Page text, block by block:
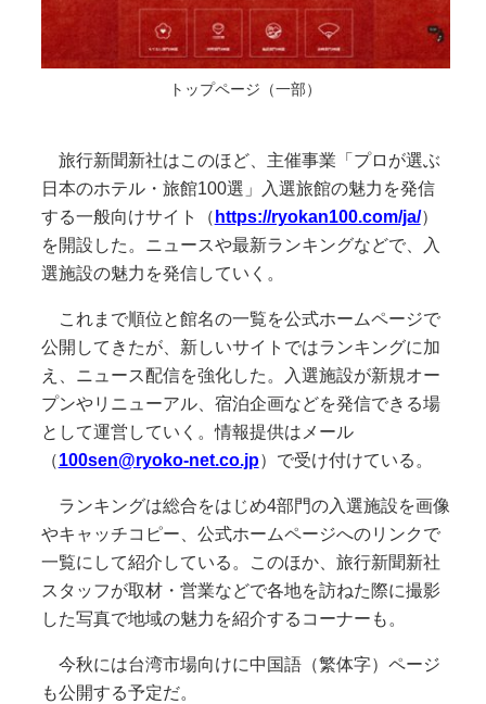
トップページ（一部）
旅行新聞新社はこのほど、主催事業「プロが選ぶ
日本のホテル・旅館100選」入選旅館の魅力を発信
する一般向けサイト（ https://ryokan100.com/ja/）
を開設した。ニュースや最新ランキングなどで、入
選施設の魅力を発信していく。
これまで順位と館名の一覧を公式ホームページで
公開してきたが、新しいサイトではランキングに加
え、ニュース配信を強化した。入選施設が新規オー
プンやリニューアル、宿泊企画などを発信できる場
として運営していく。情報提供はメール
（100sen@ryoko-net.co.jp）で受け付けている。
ランキングは総合をはじめ4部門の入選施設を画像
やキャッチコピー、公式ホームページへのリンクで
一覧にして紹介している。このほか、旅行新聞新社
スタッフが取材・営業などで各地を訪ねた際に撮影
した写真で地域の魅力を紹介するコーナーも。
今秋には台湾市場向けに中国語（繁体字）ページ
も公開する予定だ。